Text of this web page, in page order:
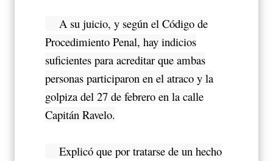
A su juicio, y según el Código de
Procedimiento Penal, hay indicios
suficientes para acreditar que ambas
personas participaron en el atraco y la
golpiza del 27 de febrero en la calle
Capitán Ravelo.
Explicó que por tratarse de un hecho